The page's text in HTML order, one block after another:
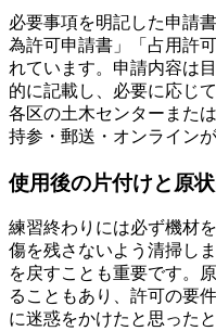
必要事項を明記した申請
為許可申請書」「占用許
れています。申請内容は
的に記載し、必要に応じ
各区の土木センターまた
持参・郵送・オンライン
使用後の片付けと原
練習終わりには必ず機材
傷を残さないよう清掃し
を戻すことも重要です。
ることもあり、許可の要
に迷惑をかけたと思った